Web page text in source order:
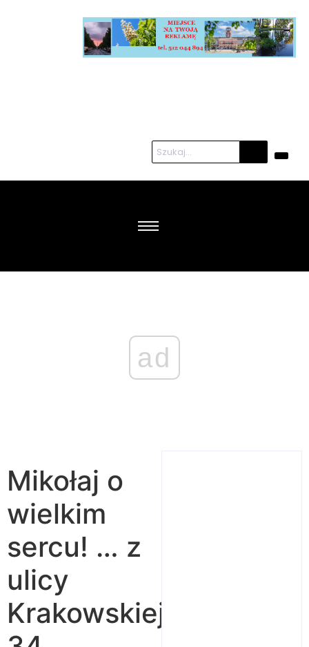
ad
Mikołaj o
wielkim
sercu! … z
ulicy
Krakowskiej